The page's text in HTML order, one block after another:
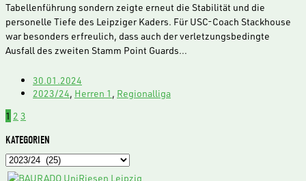
Tabellenführung sondern zeigte erneut die Stabilität und die
personelle Tiefe des Leipziger Kaders. Für USC-Coach Stackhouse
war besonders erfreulich, dass auch der verletzungsbedingte
Ausfall des zweiten Stamm Point Guards…
30.01.2024
2023/24, Herren 1 , Regionalliga
1 2 3
KATEGORIEN
Kategorien